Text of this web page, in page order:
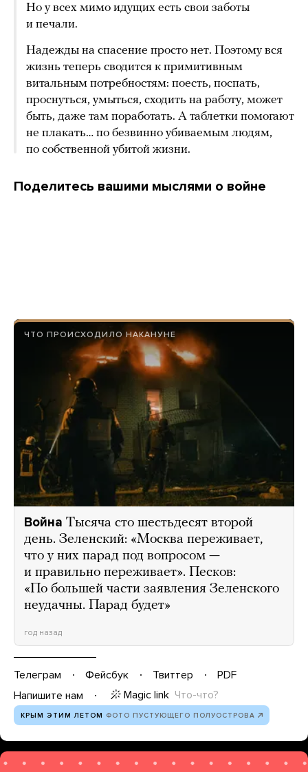
Но у всех мимо идущих есть свои заботы
и печали.
Надежды на спасение просто нет. Поэтому вся
жизнь теперь сводится к примитивным
витальным потребностям: поесть, поспать,
проснуться, умыться, сходить на работу, может
быть, даже там поработать. А таблетки помогают
не плакать… по безвинно убиваемым людям,
по собственной убитой жизни.
Поделитесь вашими мыслями о войне
ЧТО ПРОИСХОДИЛО НАКАНУНЕ
Война Тысяча сто шестьдесят второй
день. Зеленский: «Москва переживает,
что у них парад под вопросом —
и правильно переживает». Песков:
«По большей части заявления Зеленского
неудачны. Парад будет»
год назад
Телеграм Фейсбук Твиттер
PDF
Напишите нам
Magic link Что-что?
КРЫМ ЭТИМ ЛЕТОМ ФОТО ПУСТУЮЩЕГО ПОЛУОСТРОВА